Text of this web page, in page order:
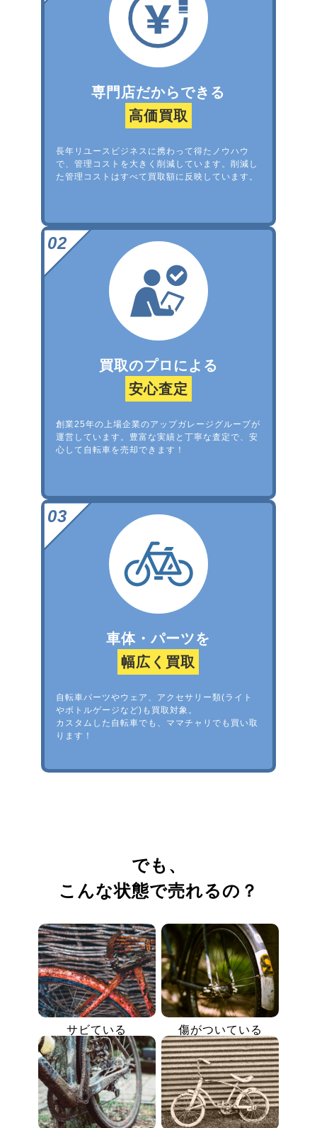
専門店だからできる
高価買取
長年リユースビジネスに携わって得たノウハウ
で、管理コストを大きく削減しています。削減し
た管理コストはすべて買取額に反映しています。
買取のプロによる
安心査定
創業25年の上場企業のアップガレージグループが
運営しています。豊富な実績と丁寧な査定で、安
心して自転車を売却できます！
車体・パーツを
幅広く買取
自転車パーツやウェア、アクセサリー類(ライト
やボトルゲージなど)も買取対象。
カスタムした自転車でも、ママチャリでも買い取
ります！
でも、
こんな状態で売れるの？
サビている 傷がついている